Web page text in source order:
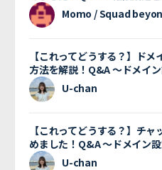
Momo / Squad
【これってどうする？】ド
方法を解説！Q&A 〜ドメイ
U-chan
【これってどうする？】チ
めました！Q&A 〜ドメイン
U-chan